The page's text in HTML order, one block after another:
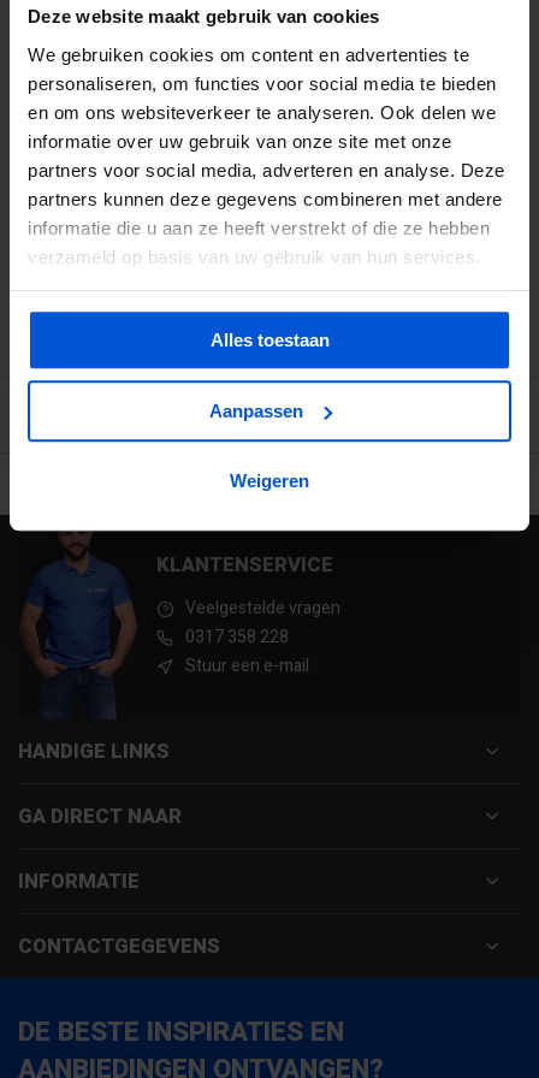
Deze website maakt gebruik van cookies
We gebruiken cookies om content en advertenties te
personaliseren, om functies voor social media te bieden
en om ons websiteverkeer te analyseren. Ook delen we
informatie over uw gebruik van onze site met onze
partners voor social media, adverteren en analyse. Deze
partners kunnen deze gegevens combineren met andere
informatie die u aan ze heeft verstrekt of die ze hebben
verzameld op basis van uw gebruik van hun services.
Alles toestaan
Aanpassen
Weigeren
BESCHRIJVING
WIJ HELPEN JE GRAAG
0317 358 228
info@dejonghandelsonderneming.nl
3194 klanten geven ons een 9.1 op
Ruime voorraad in kwalitatieve producten
KLANTENSERVICE
Veelgestelde vragen
0317 358 228
Stuur een e-mail
HANDIGE LINKS
GA DIRECT NAAR
INFORMATIE
CONTACTGEGEVENS
DE BESTE INSPIRATIES EN
AANBIEDINGEN ONTVANGEN?